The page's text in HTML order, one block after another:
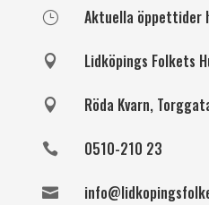
} Aktuella öppettider
 Lidköpings Folkets
 Röda Kvarn,
 0510-210 23
